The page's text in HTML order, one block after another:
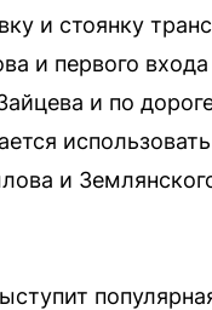
и стоянку
и первого
и по
и